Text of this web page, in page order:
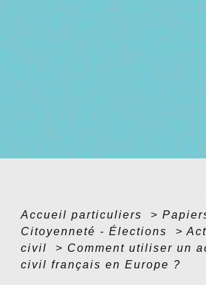
Accueil particuliers >
Citoyenneté - Élections
>
civil
> Comment utiliser un
civil français en Europe ?